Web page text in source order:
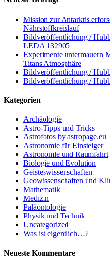
Mission zur Antarktis
Nährstoffkreislauf
Bildveröffentlichung /
LEDA 132905
Experimente untermauern
Titans Atmosphäre
Bildveröffentlichung /
Bildveröffentlichung /
Kategorien
Archäologie
Astro-Tipps und Tricks
Astrofotos by astropage.eu
Astronomie für Einsteiger
Astronomie und Raumfahrt
Biologie und Evolution
Geisteswissenschaften
Geowissenschaften und
Mathematik
Medizin
Paläontologie
Physik und Technik
Uncategorized
Was ist eigentlich…?
Neueste Kommentare